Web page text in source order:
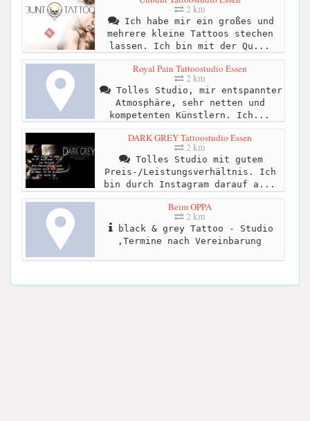
2 km
Ich habe mir ein großes und
mehrere kleine Tattoos stechen
lassen. Ich bin mit der Qu...
Royal Pain Tattoostudio Essen
2 km
Tolles Studio, mir entspannter
Atmosphäre, sehr netten und
kompetenten Künstlern. Ich...
DARK GREY Tattoostudio Essen
2 km
Tolles Studio mit gutem
Preis-/Leistungsverhältnis. Ich
bin durch Instagram darauf a...
Beim OPPA
2 km
black & grey Tattoo - Studio
,Termine nach Vereinbarung